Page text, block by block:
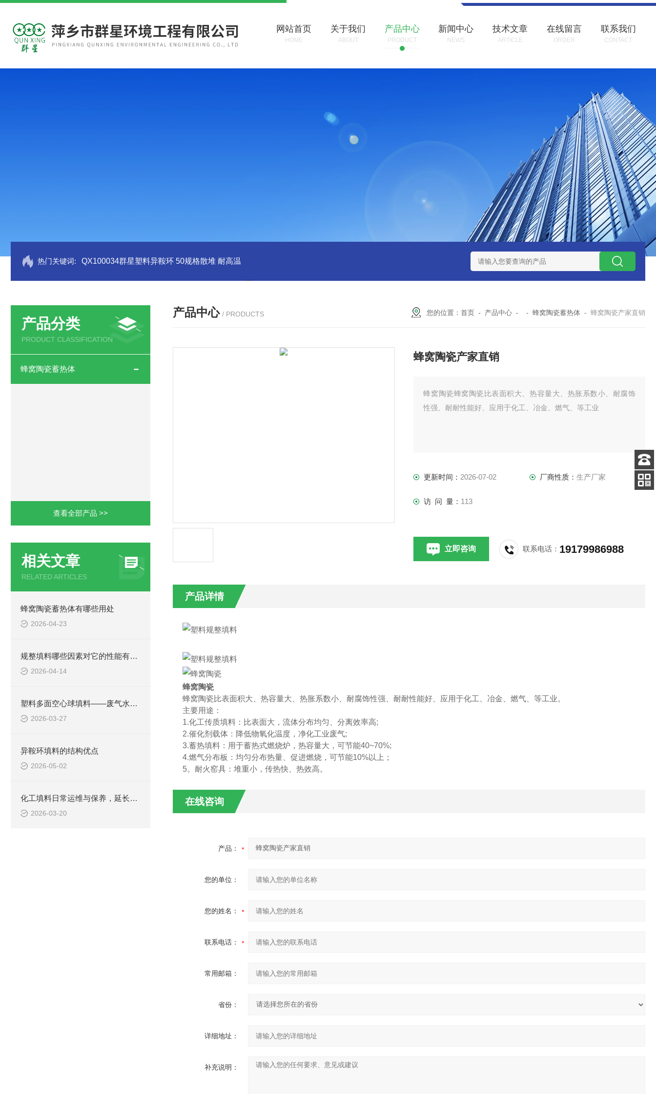
网站首页
HOME
关于我们
ABOUT
产品中心
PRODUCT
新闻中心
NEWS
技术文章
ARTICLE
在线留言
ORDER
联系我们
CONTACT
热门关键词: QX100034群星塑料异鞍环 50规格散堆 耐高温 QX100031白色19规格塑料鲍尔环 耐高温 散装填料 蜂窝陶瓷
产品分类
PRODUCT CLASSIFICATION
蜂窝陶瓷蓄热体
查看全部产品 >>
相关文章
RELATED ARTICLES
蜂窝陶瓷蓄热体有哪些用处
2026-04-23
规整填料哪些因素对它的性能有影响
2026-04-14
塑料多面空心球填料——废气水洗塔专用高效传质填料
2026-03-27
异鞍环填料的结构优点
2026-05-02
化工填料日常运维与保养，延长使用寿命的实用技巧
2026-03-20
产品中心 / PRODUCTS 您的位置： 首页 - 产品中心 - - 蜂窝陶瓷蓄热体 - 蜂窝陶瓷产家直销
蜂窝陶瓷产家直销
蜂窝陶瓷蜂窝陶瓷比表面积大、热容量大、热胀系数小、耐腐饰
性强、耐耐性能好、应用于化工、冶金、燃气、等工业
更新时间： 2026-07-02 厂商性质： 生产厂家
访 问 量： 113
立即咨询 联系电话： 19179986988
产品详情
蜂窝陶瓷
蜂窝陶瓷比表面积大、热容量大、热胀系数小、耐腐饰性强、耐耐性能好、应用于化工、冶金、燃气、等工业。
主要用途：
1.化工传质填料：比表面大，流体分布均匀、分离效率高;
2.催化剂载体：降低物氧化温度，净化工业废气;
3.蓄热填料：用于蓄热式燃烧炉，热容量大，可节能40~70%;
4.燃气分布板：均匀分布热量、促进燃烧，可节能10%以上；
5。耐火窑具：堆重小，传热快、热效高。
在线咨询
产品：
您的单位：
您的姓名：
联系电话：
常用邮箱：
省份：
详细地址：
补充说明：
客服
电话